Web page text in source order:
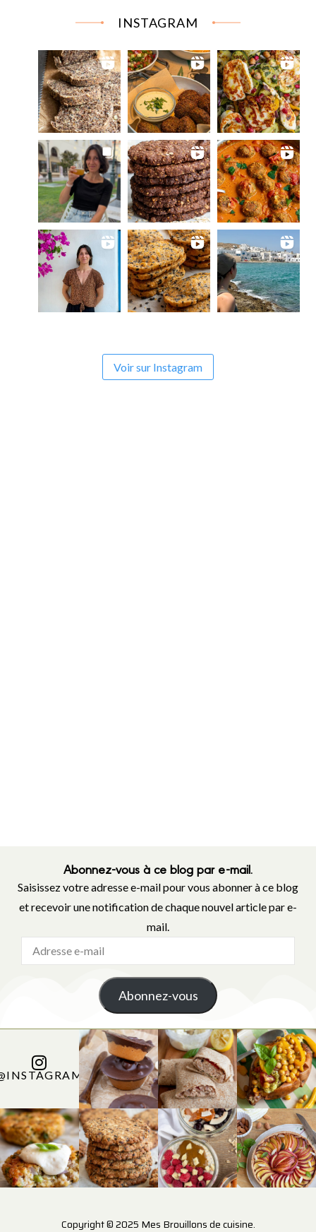
INSTAGRAM
Voir sur Instagram
Abonnez-vous à ce blog par e-mail.
Saisissez votre adresse e-mail pour vous abonner à ce blog
et recevoir une notification de chaque nouvel article par e-
mail.
Abonnez-vous
Copyright © 2025 Mes Brouillons de cuisine.